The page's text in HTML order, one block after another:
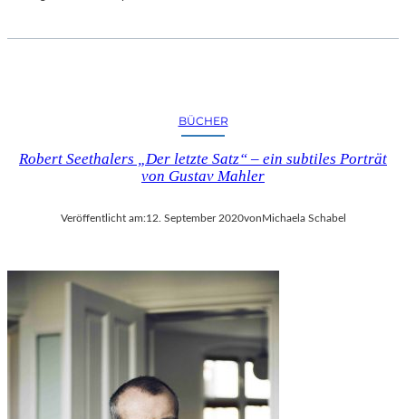
BÜCHER
Robert Seethalers „Der letzte Satz“ – ein subtiles Porträt
von Gustav Mahler
Veröffentlicht am:12. September 2020vonMichaela Schabel